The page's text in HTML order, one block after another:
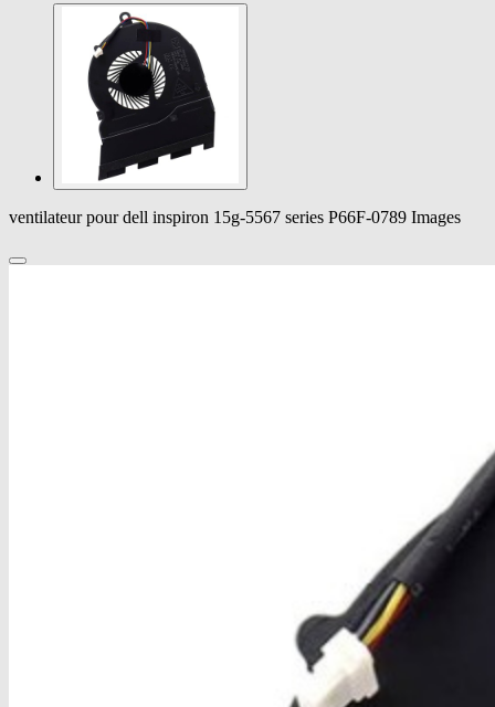
ventilateur pour dell inspiron 15g-5567 series P66F-0789 Images